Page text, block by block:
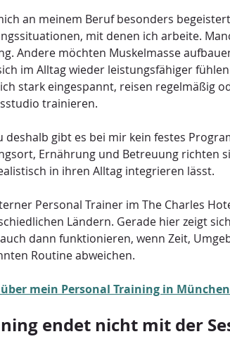
an meinem Beruf besonders
mit denen ich arbeite.
Andere möchten Muskelmasse
im Alltag wieder leistungsfähiger
stark eingespannt, reisen regelmäßig
trainieren.
deshalb gibt es bei mir kein festes
Ernährung und Betreuung richten
in ihren Alltag integrieren lässt.
Personal Trainer im The Charles
Ländern. Gerade hier zeigt
dann funktionieren, wenn Zeit,
Routine abweichen.
mein Personal Training in
endet nicht mit der